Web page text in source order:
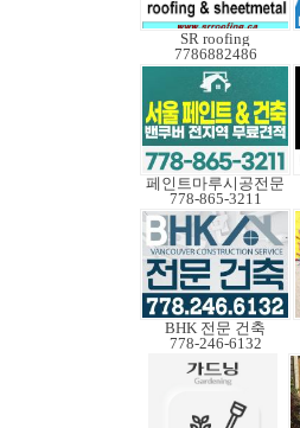
SR roofing
7786882486
페인트마루시공전문
778-865-3211
BHK 전문 건축
778-246-6132